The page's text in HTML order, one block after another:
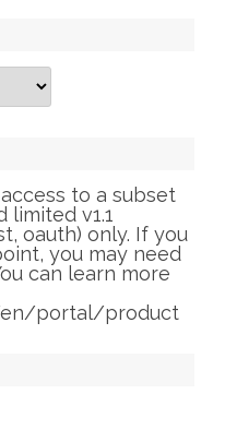
to a subset
limited v1.1
oauth) only. If you
you may need
can learn more
en/portal/product